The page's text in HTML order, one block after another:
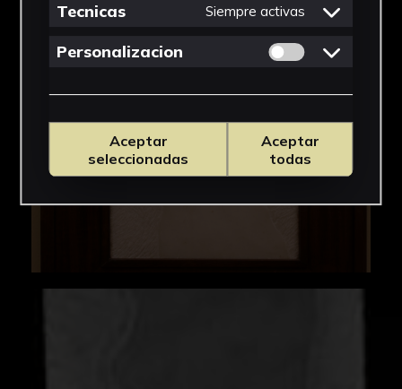
Tecnicas Siempre activas
Personalizacion Permitir cookies
Aceptar
seleccionadas
Aceptar
todas